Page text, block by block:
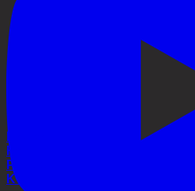
Håravfall
Process
Kontakt